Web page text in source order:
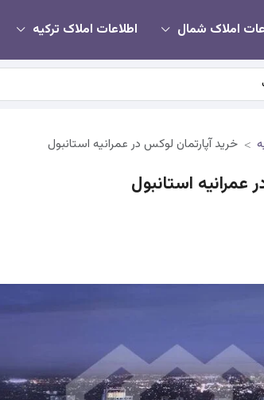
املاک شمال اطلاعات املاک ترکیه
خرید آپارتمان لوکس در عمرانیه استانبول
عمرانیه استانبول